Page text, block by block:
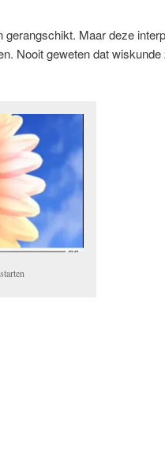
Maar deze
Nooit geweten dat wiskunde